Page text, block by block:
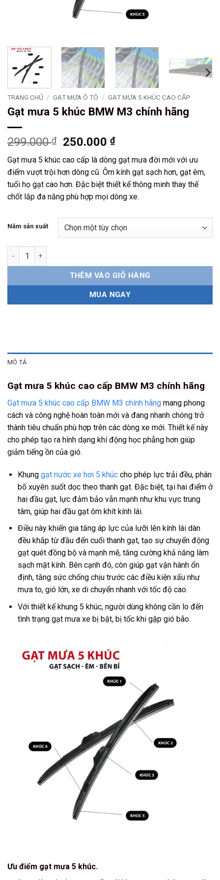
TRANG CHỦ / GẠT MƯA Ô TÔ / GẠT MƯA 5 KHÚC CAO CẤP
Gạt mưa 5 khúc BMW M3 chính hãng
299.000₫
Giá
gốc
là:
299.000 ₫.
250.000₫Giá
tại
là:
250.000 ₫.
Gạt mưa 5 khúc cao cấp là dòng gạt mưa đời mới với ưu
điểm vượt trội hơn dòng cũ. Ôm kính gạt sạch hơn, gạt êm,
tuổi họ gạt cao hơn. Đặc biệt thiết kế thông minh thay thế
chốt lắp đa năng phù hợp mọi dòng xe.
Năm sản xuất
Gạt mưa 5 khúc BMW M3 chính hãng số lượng
THÊM VÀO GIỎ HÀNG
MUA NGAY
MÔ TẢ
Gạt mưa 5 khúc cao cấp BMW M3 chính hãng
Gạt mưa 5 khúc cao cấp BMW M3 chính hãng mang phong
cách và công nghệ hoàn toàn mới và đang nhanh chóng trở
thành tiêu chuẩn phù hợp trên các dòng xe mới. Thiết kế này
cho phép tạo ra hình dạng khí động học phẳng hơn giúp
giảm tiếng ồn của gió.
Khung gạt nước xe hơi 5 khúccho phép lực trải đều, phân
bố xuyên suốt dọc theo thanh gạt. Đặc biệt, tại hai điểm ở
hai đầu gạt, lực đảm bảo vẫn mạnh như khu vực trung
tâm, giúp hai đầu gạt ôm khít kính lái.
Điều này khiến gia tăng áp lực của lưỡi lên kính lái dàn
đều khắp từ đầu đến cuối thanh gạt, tạo sự chuyển động
gạt quét đồng bộ và mạnh mẽ, tăng cường khả năng làm
sạch mặt kính. Bên cạnh đó, còn giúp gạt vận hành ổn
định, tăng sức chống chịu trước các điều kiện xấu như
mưa to, gió lớn, xe di chuyển nhanh với tốc độ cao.
Với thiết kế khung 5 khúc, người dùng không cần lo đến
tình trạng gạt mưa xe bị bật, bị tốc khi gặp gió bão.
Ưu điểm gạt mưa 5 khúc.